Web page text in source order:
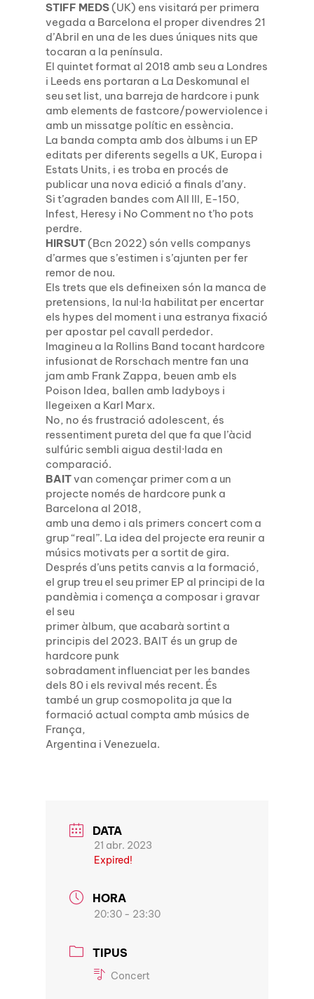
STIFF MEDS(UK) ens visitará per primera
vegada a Barcelona el proper divendres 21
d’Abril en una de les dues úniques nits que
tocaran a la península.
El quintet format al 2018 amb seu a Londres
i Leeds ens portaran a La Deskomunal el
seu set list, una barreja de hardcore i punk
amb elements de fastcore/powerviolence i
amb un missatge polític en essència.
La banda compta amb dos àlbums i un EP
editats per diferents segells a UK, Europa i
Estats Units, i es troba en procés de
publicar una nova edició a finals d’any.
Si t’agraden bandes com All Ill, E-150,
Infest, Heresy i No Comment no t’ho pots
perdre.
HIRSUT(Bcn 2022) són vells companys
d’armes que s’estimen i s’ajunten per fer
remor de nou.
Els trets que els defineixen són la manca de
pretensions, la nul·la habilitat per encertar
els hypes del moment i una estranya fixació
per apostar pel cavall perdedor.
Imagineu a la Rollins Band tocant hardcore
infusionat de Rorschach mentre fan una
jam amb Frank Zappa, beuen amb els
Poison Idea, ballen amb ladyboys i
llegeixen a Karl Marx.
No, no és frustració adolescent, és
ressentiment pureta del que fa que l’àcid
sulfúric sembli aigua destil·lada en
comparació.
BAITvan començar primer com a un
projecte només de hardcore punk a
Barcelona al 2018,
amb una demo i als primers concert com a
grup “real”. La idea del projecte era reunir a
músics motivats per a sortit de gira.
Després d’uns petits canvis a la formació,
el grup treu el seu primer EP al principi de la
pandèmia i comença a composar i gravar
el seu
primer àlbum, que acabarà sortint a
principis del 2023. BAIT és un grup de
hardcore punk
sobradament influenciat per les bandes
dels 80 i els revival més recent. És
també un grup cosmopolita ja que la
formació actual compta amb músics de
França,
Argentina i Venezuela.
DATA
21 abr. 2023
Expired!
HORA
20:30 - 23:30
TIPUS
Concert